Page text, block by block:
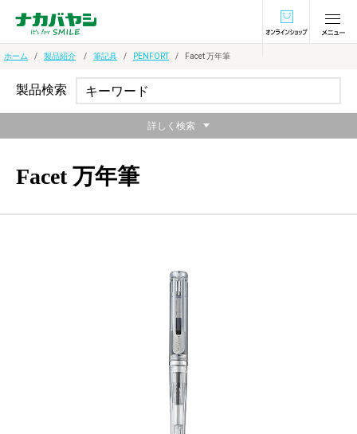
オンラインショ
ホーム 製品紹介 筆記具 PENFORT Facet 万年筆
Facet 万年筆
製品検索
詳しく検索